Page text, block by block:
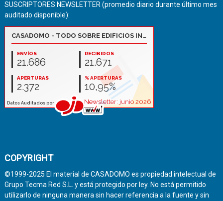
SUSCRIPTORES NEWSLETTER (promedio diario durante último mes
auditado disponible):
COPYRIGHT
©1999-2025 El material de CASADOMO es propiedad intelectual de
Grupo Tecma Red S.L. y está protegido por ley. No está permitido
utilizarlo de ninguna manera sin hacer referencia a la fuente y sin